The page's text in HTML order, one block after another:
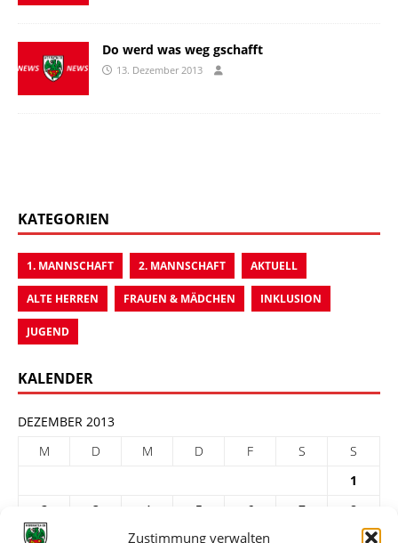
Zustimmung verwalten
Do werd was weg gschafft
13. Dezember 2013
KATEGORIEN
1. MANNSCHAFT 2. MANNSCHAFT AKTUELL
ALTE HERREN FRAUEN & MÄDCHEN INKLUSION
JUGEND
KALENDER
DEZEMBER 2013
M
D M D F S
S
1
2
3 4 5 6 7
8
9
11 12 13